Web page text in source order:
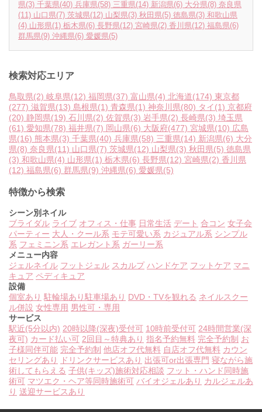
県(3) 千葉県(40) 兵庫県(58) 三重県(14) 新潟県(6) 大分県(8) 奈良県
(11) 山口県(7) 茨城県(12) 山梨県(3) 秋田県(5) 徳島県(3) 和歌山県
(4) 山形県(1) 栃木県(6) 長野県(12) 宮崎県(2) 香川県(12) 福島県(6)
群馬県(9) 沖縄県(6) 愛媛県(5)
検索対応エリア
鳥取県(2) 岐阜県(12) 福岡県(37) 富山県(4) 北海道(174) 東京都
(277) 滋賀県(13) 島根県(1) 青森県(1) 神奈川県(80) タイ(1) 京都府
(20) 静岡県(19) 石川県(2) 佐賀県(3) 岩手県(2) 長崎県(3) 埼玉県
(61) 愛知県(78) 福井県(7) 岡山県(6) 大阪府(477) 宮城県(10) 広島
県(16) 熊本県(3) 千葉県(40) 兵庫県(58) 三重県(14) 新潟県(6) 大分
県(8) 奈良県(11) 山口県(7) 茨城県(12) 山梨県(3) 秋田県(5) 徳島県
(3) 和歌山県(4) 山形県(1) 栃木県(6) 長野県(12) 宮崎県(2) 香川県
(12) 福島県(6) 群馬県(9) 沖縄県(6) 愛媛県(5)
特徴から検索
シーン別ネイル
ブライダル ライブ オフィス・仕事 日常生活 デート 合コン 女子会
パーティー 大人・クール系 モテ可愛い系 カジュアル系 シンプル
系 フェミニン系 エレガント系 ガーリー系
メニュー内容
ジェルネイル フットジェル スカルプ ハンドケア フットケア マニ
キュア ペディキュア
設備
個室あり 駐輪場あり駐車場あり DVD・TVを観れる ネイルスクー
ル併設 女性専用 男性可・専用
サービス
駅近(5分以内) 20時以降(深夜)受付可 10時前受付可 24時間営業(深
夜可) カード払い可 2回目～特典あり 指名予約無料 完全予約制 お
子様同伴可能 完全予約制 他店オフ代無料 自店オフ代無料 カウン
セリングあり
ドリンクサービスあり 出張可or出張専門 寝ながら施
術してもらえる 子供(キッズ)施術対応相談 フット・ハンド同時施
術可 マツエク・ヘア等同時施術可 バイオジェルあり カルジェルあ
り 送迎サービスあり